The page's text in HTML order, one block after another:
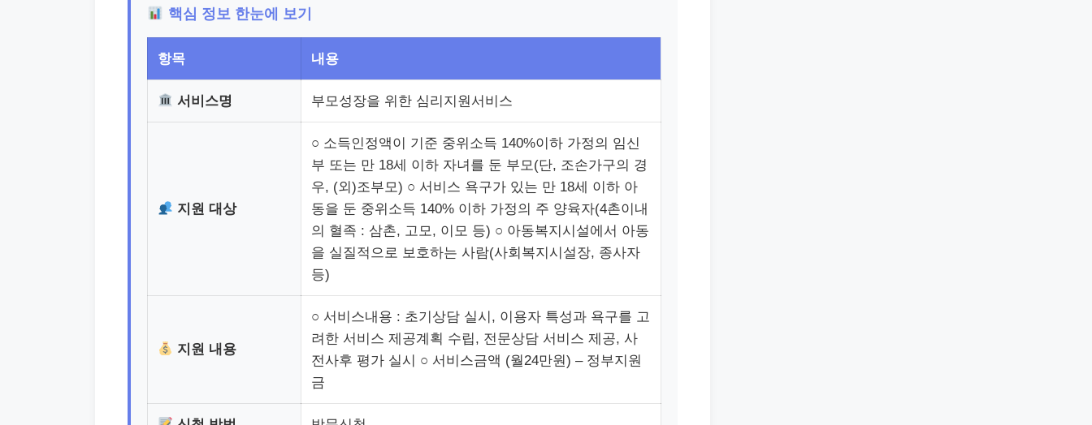
핵심 정보 한눈에 보기
항목 내용
서비스명 부모성장을 위한 심리지원서비스
지원 대상
○ 소득인정액이 기준 중위소득 140%이하 가정의 임신
부 또는 만 18세 이하 자녀를 둔 부모(단, 조손가구의 경
우, (외)조부모) ○ 서비스 욕구가 있는 만 18세 이하 아
동을 둔 중위소득 140% 이하 가정의 주 양육자(4촌이내
의 혈족 : 삼촌, 고모, 이모 등) ○ 아동복지시설에서 아동
을 실질적으로 보호하는 사람(사회복지시설장, 종사자
등)
지원 내용
○ 서비스내용 : 초기상담 실시, 이용자 특성과 욕구를 고
려한 서비스 제공계획 수립, 전문상담 서비스 제공, 사
전사후 평가 실시 ○ 서비스금액 (월24만원) – 정부지원
금